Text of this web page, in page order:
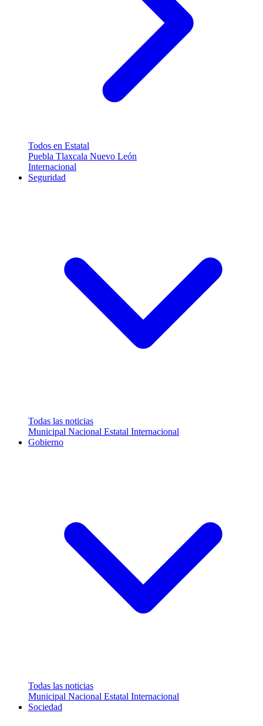
Todos en Estatal
Puebla Tlaxcala Nuevo León
Internacional
Seguridad
Todas las noticias
Municipal Nacional Estatal Internacional
Gobierno
Todas las noticias
Municipal Nacional Estatal Internacional
Sociedad